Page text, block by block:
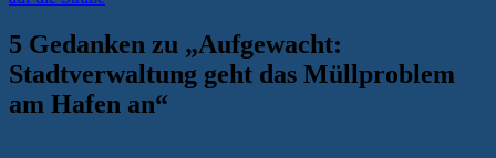
5 Gedanken zu „Aufgewacht:
Stadtverwaltung geht das Müllproblem
am Hafen an“